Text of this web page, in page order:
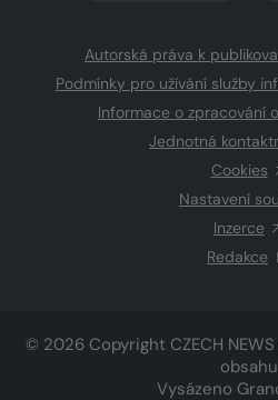
Autorská práva k
Podmínky pro užívání služby
Informace o zpracování
Jednotná
Cookies
Nastavení
Inzerce
Redakce
© 2026 Copyright CZECH
obsahu
Vysázeno